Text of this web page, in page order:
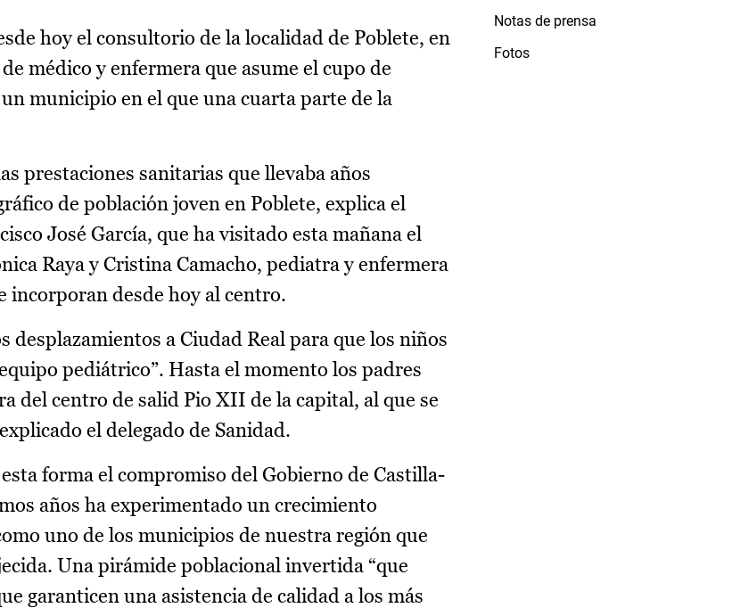
hoy el consultorio de la localidad de Poblete, en
médico y enfermera que asume el cupo de
municipio en el que una cuarta parte de la
prestaciones sanitarias que llevaba años
de población joven en Poblete, explica el
José García, que ha visitado esta mañana el
Raya y Cristina Camacho, pediatra y enfermera
incorporan desde hoy al centro.
desplazamientos a Ciudad Real para que los niños
pediátrico”. Hasta el momento los padres
del centro de salid Pio XII de la capital, al que se
el delegado de Sanidad.
forma el compromiso del Gobierno de Castilla-
años ha experimentado un crecimiento
uno de los municipios de nuestra región que
Una pirámide poblacional invertida “que
garanticen una asistencia de calidad a los más
Notas de prensa
Fotos